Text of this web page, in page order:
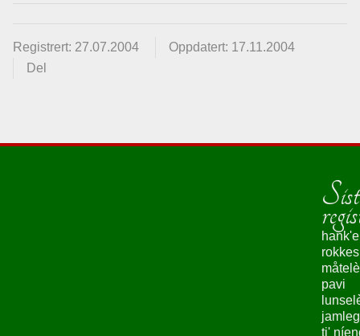
Registrert: 27.07.2004
Oppdatert: 17.11.2004
Del
hank'e
pavi
ti'